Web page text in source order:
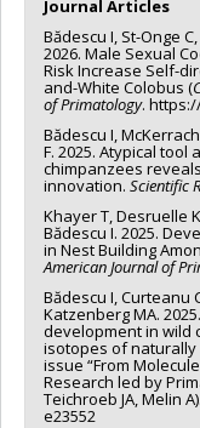
Journal Articles
Bădescu I, St-Onge
2026. Male Sexual
Risk Increase Self-
and-White Colobus (
of Primatology.
Bădescu I,
F. 2025. Atypical
chimpanzees
innovation. Scientific
Khayer T, Desruelle
Bădescu I. 2025.
in Nest Building
American Journal of
Bădescu I, Curteanu
Katzenberg MA.
development in wild
isotopes of naturally
issue “From
Research led by
Teichroeb JA, Melin
e23552